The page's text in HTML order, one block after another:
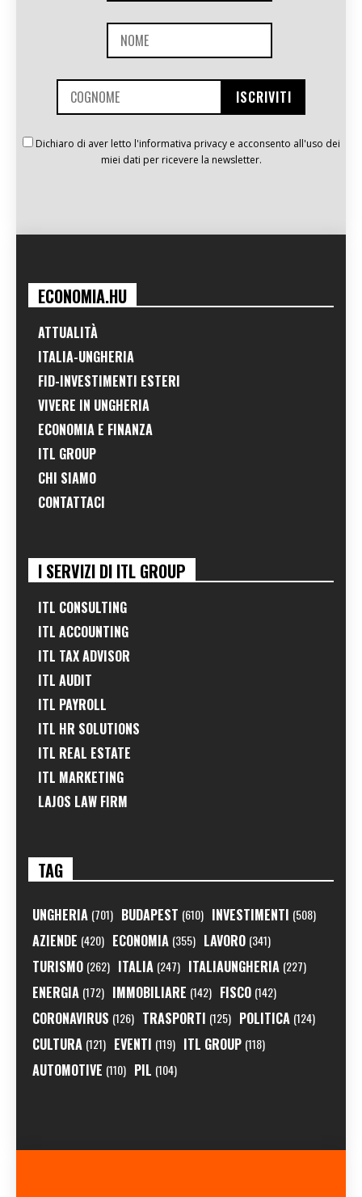
Dichiaro di aver letto l'informativa privacy e acconsento all'uso dei
miei dati per ricevere la newsletter.
ECONOMIA.HU
ATTUALITÀ
ITALIA-UNGHERIA
FID-INVESTIMENTI ESTERI
VIVERE IN UNGHERIA
ECONOMIA E FINANZA
ITL GROUP
CHI SIAMO
CONTATTACI
I SERVIZI DI ITL GROUP
ITL CONSULTING
ITL ACCOUNTING
ITL TAX ADVISOR
ITL AUDIT
ITL PAYROLL
ITL HR SOLUTIONS
ITL REAL ESTATE
ITL MARKETING
LAJOS LAW FIRM
TAG
UNGHERIA (701) BUDAPEST (610) INVESTIMENTI (508)
AZIENDE (420) ECONOMIA (355) LAVORO (341)
TURISMO (262) ITALIA (247) ITALIAUNGHERIA (227)
ENERGIA (172) IMMOBILIARE (142) FISCO (142)
CORONAVIRUS (126) TRASPORTI (125) POLITICA (124)
CULTURA (121) EVENTI (119) ITL GROUP (118)
AUTOMOTIVE (110) PIL (104)